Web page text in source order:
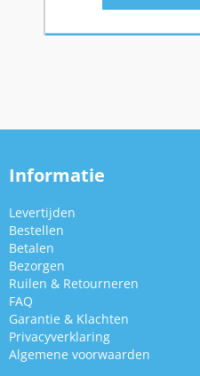
Informatie
Levertijden
Bestellen
Betalen
Bezorgen
Ruilen & Retourneren
FAQ
Garantie & Klachten
Privacyverklaring
Algemene voorwaarden